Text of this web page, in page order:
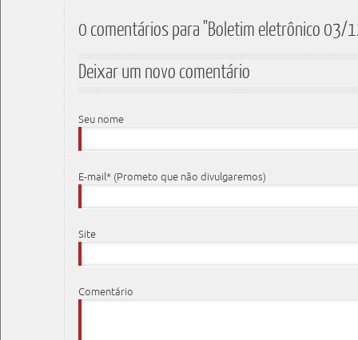
0 comentários para "Boletim eletrônico
Deixar um novo comentário
Seu nome
E-mail* (Prometo que não divulgaremos)
Site
Comentário